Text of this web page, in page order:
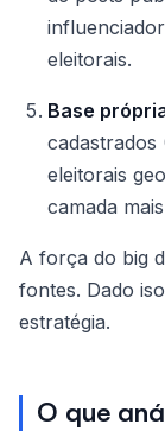
eleitorais.
Base
cadastrados
eleitorais
camada
A força do big
fontes. Dado
estratégia.
O que